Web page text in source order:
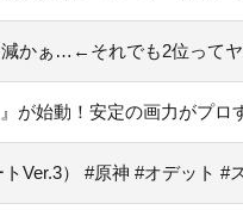
減かぁ…←それでも2位って
が始動！安定の画力がプロ
Ver.3） #原神 #オデット